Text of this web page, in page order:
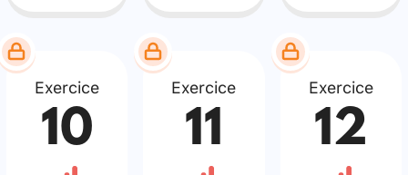
Exercice
10
Exercice
11
Exercice
12